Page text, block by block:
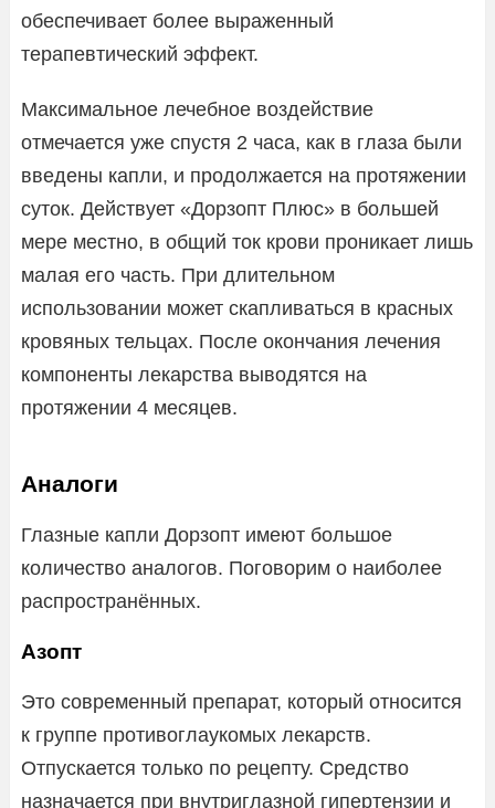
обеспечивает более выраженный
терапевтический эффект.
Максимальное лечебное воздействие
отмечается уже спустя 2 часа, как в глаза были
введены капли, и продолжается на протяжении
суток. Действует «Дорзопт Плюс» в большей
мере местно, в общий ток крови проникает лишь
малая его часть. При длительном
использовании может скапливаться в красных
кровяных тельцах. После окончания лечения
компоненты лекарства выводятся на
протяжении 4 месяцев.
Аналоги
Глазные капли Дорзопт имеют большое
количество аналогов. Поговорим о наиболее
распространённых.
Азопт
Это современный препарат, который относится
к группе противоглаукомых лекарств.
Отпускается только по рецепту. Средство
назначается при внутриглазной гипертензии и